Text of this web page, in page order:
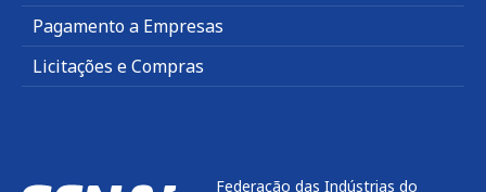
Pagamento a Empresas
Licitações e Compras
Federação das Indústrias do